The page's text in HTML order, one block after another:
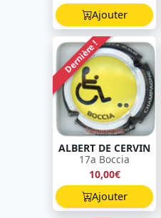
Ajouter
Dernière !
ALBERT DE CERVIN
17a Boccia
10,00€
Ajouter